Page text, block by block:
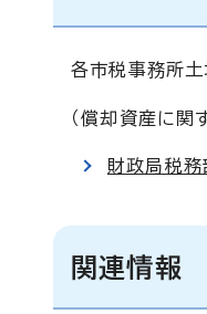
各市税事務所土
（償却資産に関
財政局税務
関連情報